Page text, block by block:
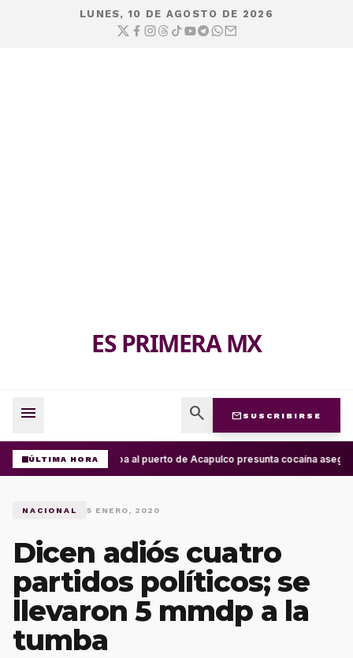
LUNES, 10 DE AGOSTO DE 2026
ES PRIMERA MX
menu search mail SUSCRIBIRSE
ÚLTIMA HORAArriba al puerto de Acapulco presunta cocaína
NACIONAL 5 ENERO, 2020
Dicen adiós cuatro
partidos políticos; se
llevaron 5 mmdp a la
tumba